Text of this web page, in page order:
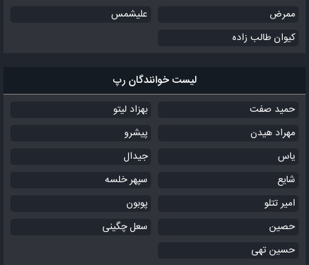
ممرض
علیشمس
کیوان طالب زاده
لیست خوانندگان رپ
حمید صفت
بهزاد لیتو
مهراد هیدن
پیشرو
یاس
جیدال
شایع
سپهر خلسه
امیر تتلو
پوبون
حصین
سعل چگینی
حسین تهی